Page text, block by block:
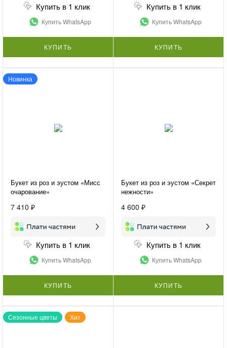
Купить в 1 клик
Купить WhatsApp
КУПИТЬ
Купить в 1 клик
Купить WhatsApp
КУПИТЬ
Новинка
Букет из роз и эустом «Мисс
очарование»
7 410 ₽
Купить в 1 клик
Купить WhatsApp
КУПИТЬ
Букет из роз и эустом «Секрет
нежности»
4 600 ₽
Купить в 1 клик
Купить WhatsApp
КУПИТЬ
Сезонные цветы Хит